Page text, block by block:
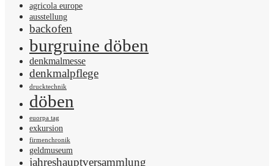
agricola europe
ausstellung
backofen
burgruine döben
denkmalmesse
denkmalpflege
drucktechnik
döben
euorpa tag
exkursion
firmenchronik
geldmuseum
jahreshauptversammlung